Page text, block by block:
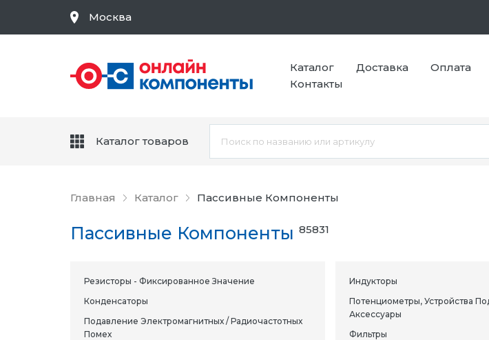
Главная Каталог Пассивные Компоненты
Пассивные Компоненты 85831
Резисторы - Фиксированное Значение
Конденсаторы
Подавление Электромагнитных / Радиочастотных
Помех
Индукторы
Потенциометры, Устройства
Аксессуары
Фильтры
Москва
Каталог Доставка
Оплата
Контакты
Каталог товаров